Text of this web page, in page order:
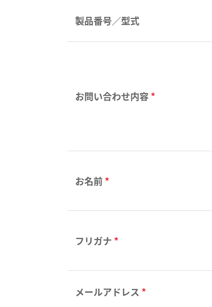
製品番号／型式
お問い合わせ内容*
お名前*
フリガナ *
メールアドレス *